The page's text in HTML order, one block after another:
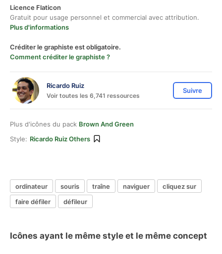
Licence Flaticon
Gratuit pour usage personnel et commercial avec attribution.
Plus d'informations
Créditer le graphiste est obligatoire.
Comment créditer le graphiste ?
Ricardo Ruiz
Voir toutes les 6,741 ressources
Suivre
Plus d'icônes du pack Brown And Green
Style: Ricardo Ruiz Others
ordinateur souris traîne naviguer
cliquez sur
faire défiler
défileur
Icônes ayant le même style et le même concept